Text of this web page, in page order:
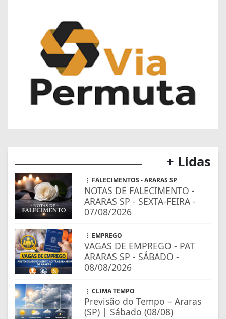
+ Lidas
FALECIMENTOS - ARARAS SP
NOTAS DE FALECIMENTO -
ARARAS SP - SEXTA-FEIRA -
07/08/2026
EMPREGO
VAGAS DE EMPREGO - PAT
ARARAS SP - SÁBADO -
08/08/2026
CLIMA TEMPO
Previsão do Tempo – Araras
(SP) | Sábado (08/08)